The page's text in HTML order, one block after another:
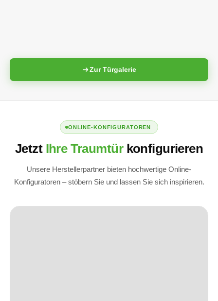
Zur Türgalerie
ONLINE-KONFIGURATOREN
Jetzt Ihre Traumtürkonfigurieren
Unsere Herstellerpartner bieten hochwertige Online-
Konfiguratoren – stöbern Sie und lassen Sie sich inspirieren.